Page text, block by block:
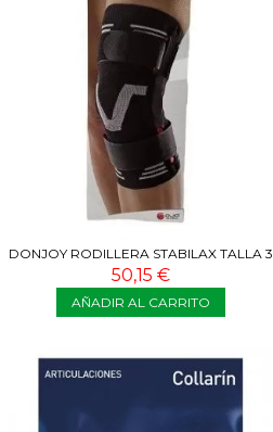
DONJOY RODILLERA STABILAX TALLA 3
50,15 €
AÑADIR AL CARRITO